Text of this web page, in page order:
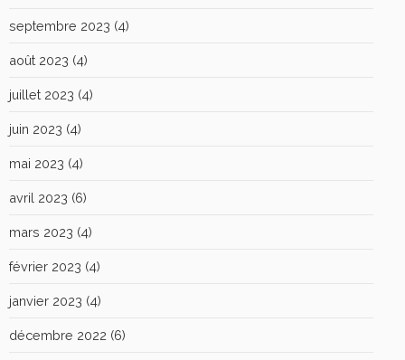
septembre 2023 (4)
août 2023 (4)
juillet 2023 (4)
juin 2023 (4)
mai 2023 (4)
avril 2023 (6)
mars 2023 (4)
février 2023 (4)
janvier 2023 (4)
décembre 2022 (6)